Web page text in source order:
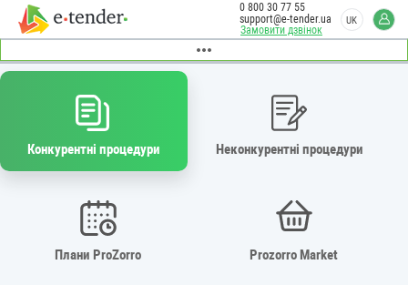
Замовити дзвінок
0 800 30 77 55
support@e-tender.ua
UK
Конкурентні процедури Неконкурентні процедури
Плани ProZorro Prozorro Market